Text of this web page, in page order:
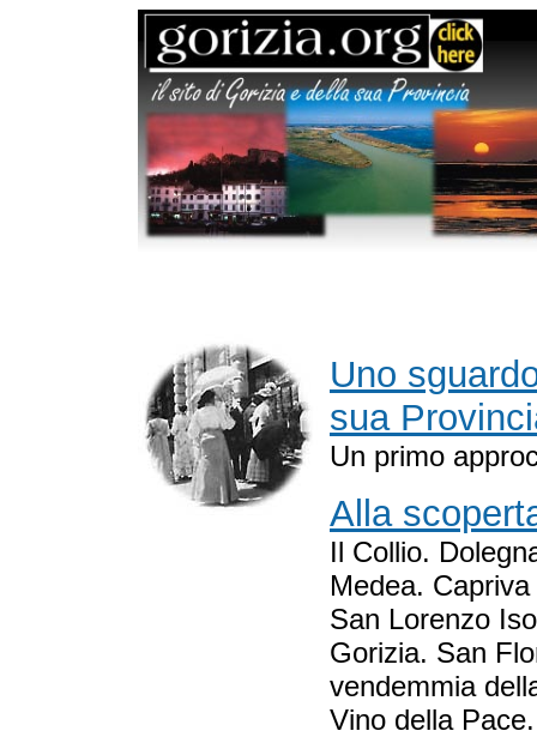
Uno
sua
Un primo
Alla
Il Collio.
Medea.
San Lorenzo
Gorizia. San
vendemmia
Vino della